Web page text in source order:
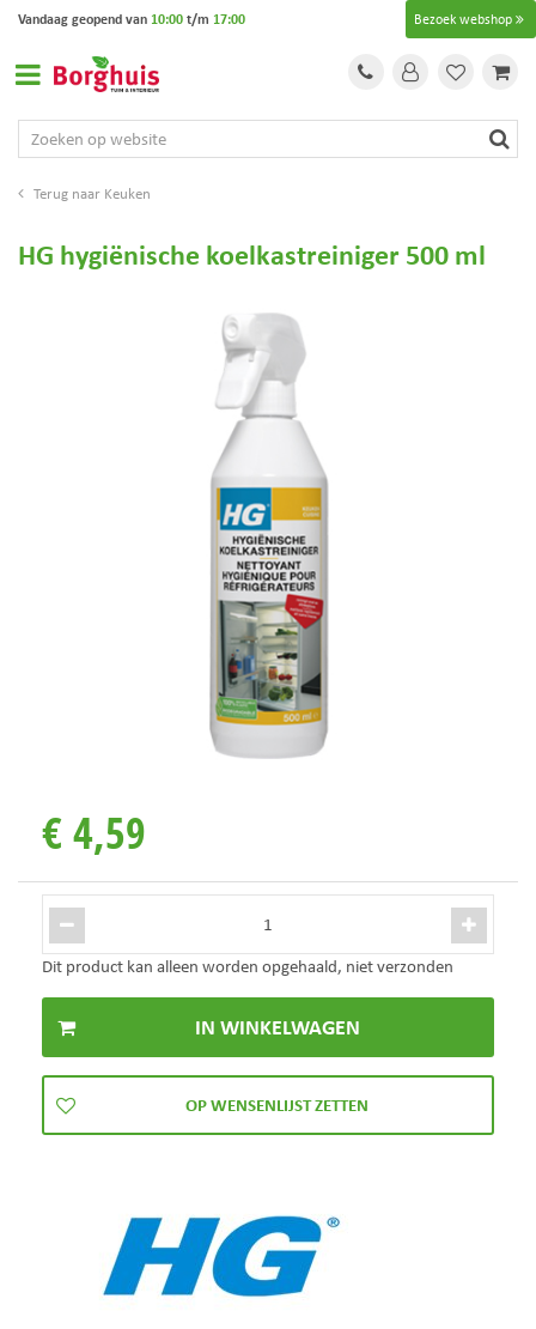
Keuken
Bezoek webshop
Vandaag geopend van 10:00t/m 17:00
HG hygiënische koelkastreiniger 500 ml
€4,59
Dit product kan alleen worden opgehaald, niet verzonden